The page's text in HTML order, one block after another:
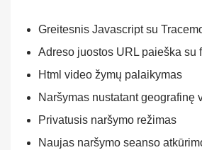
Greitesnis Javascript su
Adreso juostos URL paieška su
Html video žymų palaikymas
Naršymas nustatant geografinę
Privatusis naršymo režimas
Naujas naršymo seanso